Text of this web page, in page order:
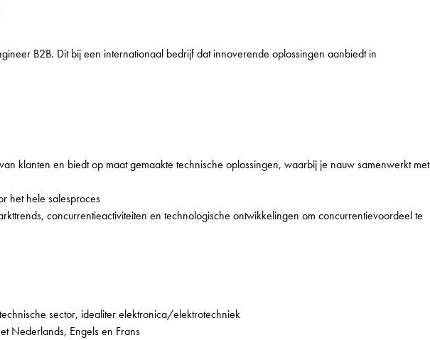
B2B. Dit bij een internationaal bedrijf dat innoverende oplossingen aanbiedt in
klanten en biedt op maat gemaakte technische oplossingen, waarbij je nauw samenwerkt met
het hele salesproces
concurrentieactiviteiten en technologische ontwikkelingen om concurrentievoordeel te
sector, idealiter elektronica/elektrotechniek
Nederlands, Engels en Frans